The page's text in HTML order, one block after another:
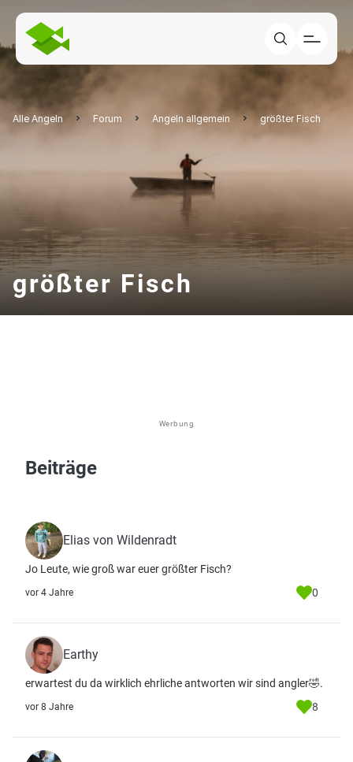
Alle Angeln Forum Angeln allgemein größter Fisch
größter Fisch
Werbung
Beiträge
Elias von Wildenradt
Jo Leute, wie groß war euer größter Fisch?
vor 4 Jahre 0
Earthy
erwartest du da wirklich ehrliche antworten wir sind angler🤣.
vor 8 Jahre 8